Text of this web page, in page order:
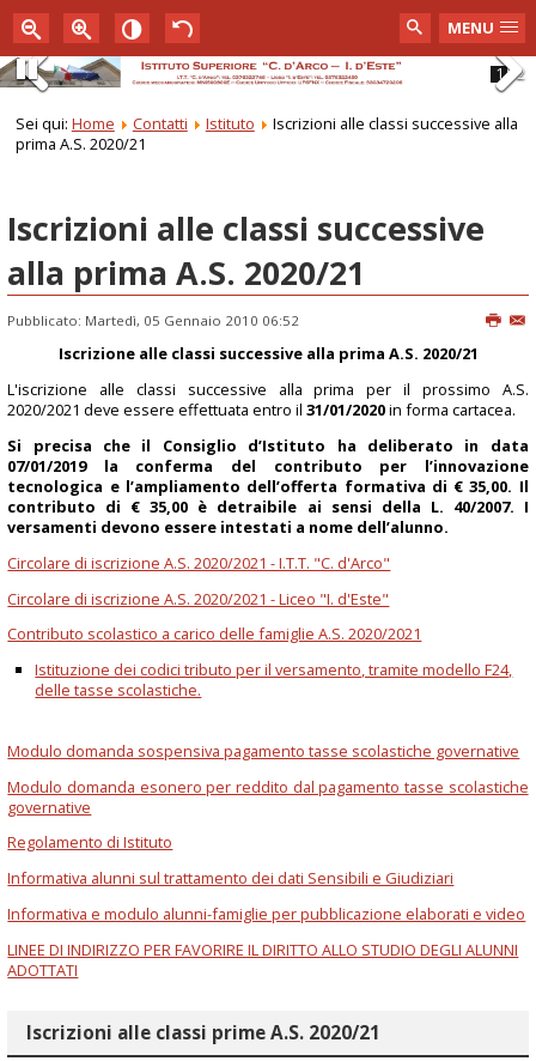
MENU
1
2
Pause
Sei qui: Home Contatti Istituto
Iscrizioni alle classi successive alla
prima A.S. 2020/21
Iscrizioni alle classi successive
alla prima A.S. 2020/21
Pubblicato: Martedì, 05 Gennaio 2010 06:52
Iscrizione alle classi successive alla prima A.S. 2020/21
L'iscrizione alle classi successive alla prima per il prossimo A.S.
2020/2021 deve essere effettuata entro il31/01/2020in forma cartacea.
Si precisa che il Consiglio d’Istituto ha deliberato in data
07/01/2019 la conferma del contributo per l’innovazione
tecnologica e l’ampliamento dell’offerta formativa di € 35,00. Il
contributo di € 35,00 è detraibile ai sensi della L. 40/2007. I
versamenti devono essere intestati a nome dell’alunno.
Circolare di iscrizione A.S. 2020/2021 - I.T.T. "C. d'Arco"
Circolare di iscrizione A.S. 2020/2021 - Liceo "I. d'Este"
Contributo scolastico a carico delle famiglie A.S. 2020/2021
Istituzione dei codici tributo per il versamento, tramite modello F24,
delle tasse scolastiche.
Modulo domanda sospensiva pagamento tasse scolastiche governative
Modulo domanda esonero per reddito dal pagamento tasse scolastiche
governative
Regolamento di Istituto
Informativa alunni sul trattamento dei dati Sensibili e Giudiziari
Informativa e modulo alunni-famiglie per pubblicazione elaborati e video
LINEE DI INDIRIZZO PER FAVORIRE IL DIRITTO ALLO STUDIO DEGLI ALUNNI
ADOTTATI
Iscrizioni alle classi prime A.S. 2020/21